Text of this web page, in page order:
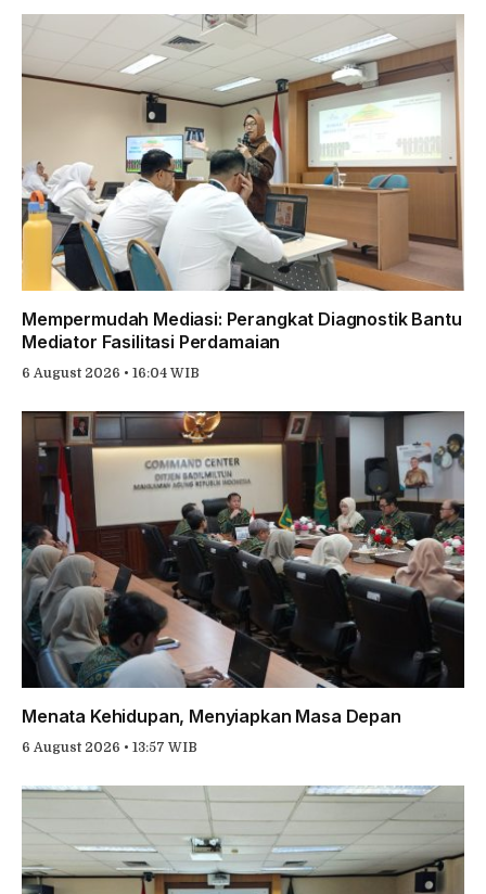
Mempermudah Mediasi: Perangkat Diagnostik Bantu
Mediator Fasilitasi Perdamaian
6 August 2026 • 16:04 WIB
Menata Kehidupan, Menyiapkan Masa Depan
6 August 2026 • 13:57 WIB